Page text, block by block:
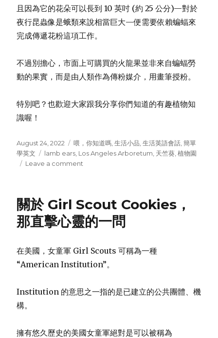
且因為它的花朵可以長到 10 英吋 (約 25 公分)—對於
夜行昆蟲像是蛾類來說相當巨大—便需要依賴蝙蝠來
完成傳遞花粉這項工作。
不過別擔心，市面上可購買的火龍果並非來自蝙蝠勞
動的果實，而是由人類作為傳粉媒介，用畫筆授粉。
特別吧？也歡迎大家跟我分享你們知道的有趣植物知
識喔！
Posted
on
August 24, 2022 Categories
喂，你知道嗎 ,生活小品 ,生活英語會話 ,簡單
學英文
Tags
lamb ears Los Angeles Arboretum 天竺葵 ,植物園
Leave a comment
走
走：
遇
茸”、”香
噴
還
有”蝙
關於 Girl Scout Cookies，
那直擊心靈的一問
在美國，女童軍 Girl Scouts 可稱為一種
“American Institution”。
Institution 的意思之一指的是已建立的公共團體、機
構。
擁有悠久歷史的美國女童軍絕對是可以被稱為